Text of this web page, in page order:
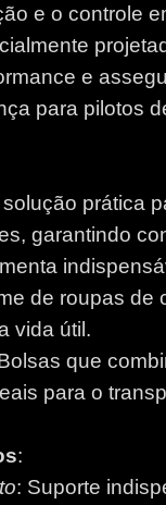
e o controle
e
para pilotos
prática
garantindo
de roupas de
vida útil.
que
para o
:
: Suporte